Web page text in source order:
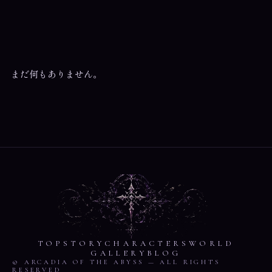
まだ何もありません。
TOP STORY CHARACTERSWORLD
GALLERY BLOG
© ARCADIA OF THE ABYSS — ALL RIGHTS
RESERVED